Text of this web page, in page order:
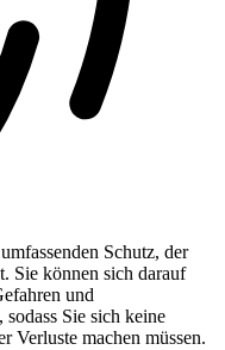
Schutz, der
Sie können sich darauf
und
Sie sich keine
Verluste machen müssen.